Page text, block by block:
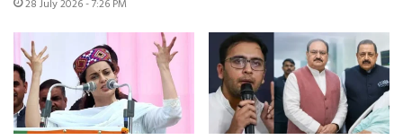
28 July 2026 - 7:26 PM